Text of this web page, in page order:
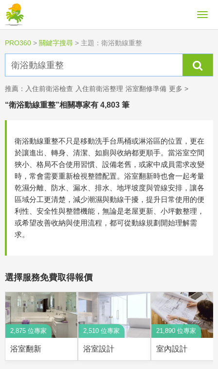
PRO360 > 關鍵字搜尋 > 主題：衛浴動線重整
推薦： 入住前衛浴檢查 入住前衛浴整理 浴室翻修準備 更多 >
“衛浴動線重整”相關專家有 4,803 筆
衛浴動線重整不只是移動洗手台馬桶或淋浴區的位置，更在
於讓進出、轉身、清潔、如廁與收納都更順手。當浴室空間
狹小、格局不合使用習慣、設備老舊，或家中成員需求改變
時，常會需要重新檢視整體配置。浴室翻新時也會一起考量
乾濕分離、防水、漏水、排水、地坪坡度與管線安排，讓各
區域分工更清楚，減少潮濕與動線干擾，提升日常使用的便
利性、安全性與整體機能，無論是老屋更新、小坪數整理，
或希望改善收納與使用流程，都可從動線規劃開始理解需
求。
選擇服務免費取得報價
2,875 位專家
浴室翻新
2,510 位專家
浴室設計
21,890 位專家
室內設計